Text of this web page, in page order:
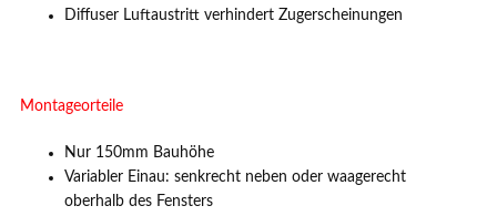
Diffuser Luftaustritt verhindert Zugerscheinungen
Montageorteile
Nur 150mm Bauhöhe
Variabler Einau: senkrecht neben oder waagerecht
oberhalb des Fensters